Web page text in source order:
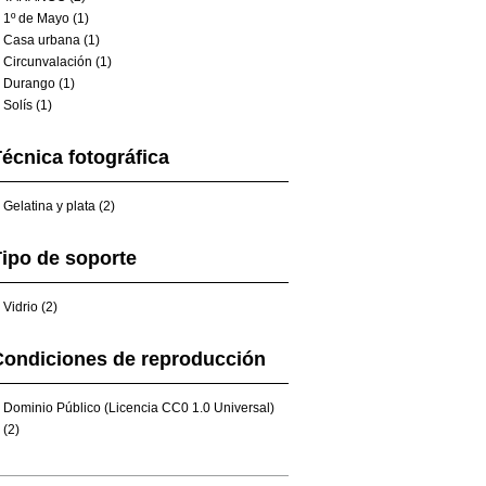
1º de Mayo (1)
Casa urbana (1)
Circunvalación (1)
Durango (1)
Solís (1)
fotográfica
Gelatina y plata (2)
de soporte
Vidrio (2)
de reproducción
Dominio Público (Licencia CC0 1.0 Universal)
(2)